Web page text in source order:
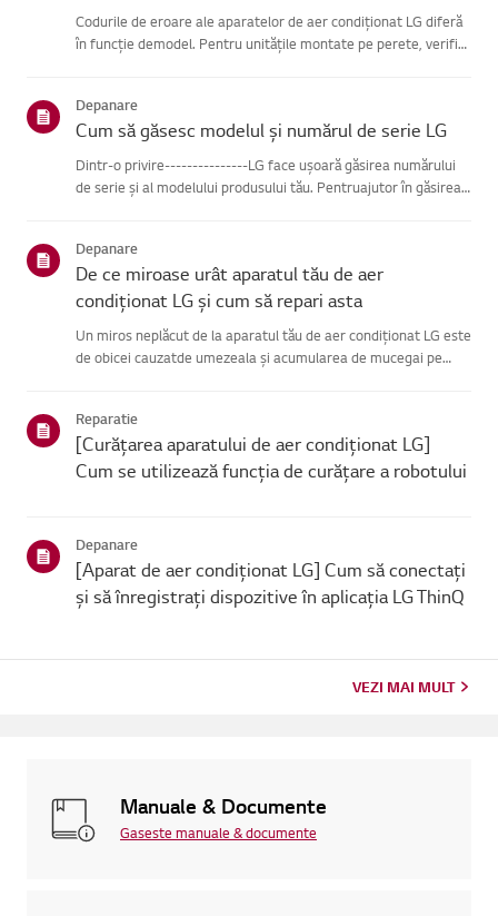
Codurile de eroare ale aparatelor de aer condiționat LG diferă
în funcție demodel. Pentru unitățile montate pe perete, verifică
Depanare
Cum să găsesc modelul și numărul de serie LG
Dintr-o privire---------------LG face ușoară găsirea numărului
de serie și al modelului produsului tău. Pentruajutor în găsirea
Depanare
De ce miroase urât aparatul tău de aer
condiționat LG și cum să repari asta
Un miros neplăcut de la aparatul tău de aer condiționat LG este
de obicei cauzatde umezeala și acumularea de mucegai pe
Reparatie
[Curățarea aparatului de aer condiționat LG]
Cum se utilizează funcția de curățare a robotului
Depanare
[Aparat de aer condiționat LG] Cum să conectați
și să înregistrați dispozitive în aplicația LG ThinQ
VEZI MAI MULT
Manuale & Documente
Gaseste manuale & documente